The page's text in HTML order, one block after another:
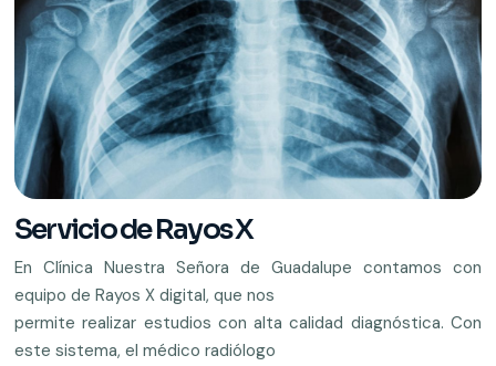
Servicio de Rayos X
En Clínica Nuestra Señora de Guadalupe contamos con
equipo de Rayos X digital, que nos
permite realizar estudios con alta calidad diagnóstica. Con
este sistema, el médico radiólogo